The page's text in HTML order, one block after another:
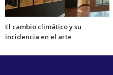
El cambio climático y su
incidencia en el arte